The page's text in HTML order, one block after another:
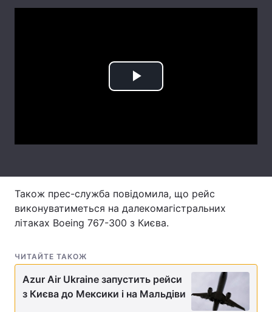
Регіони
Контакти
Play
Також прес-служба повідомила, що рейс
виконуватиметься на далекомагістральних
літаках Boeing 767-300 з Києва.
ЧИТАЙТЕ ТАКОЖ
Azur Air Ukraine запустить рейси
з Києва до Мексики і на Мальдіви